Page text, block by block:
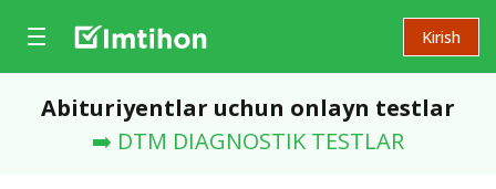
Kirish
Abituriyentlar uchun onlayn testlar
➡️ DTM DIAGNOSTIK TESTLAR